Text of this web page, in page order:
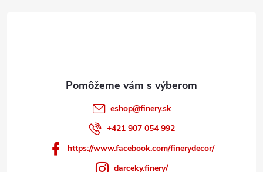
eshop@finery.sk
+421 907 054 992
https://www.facebook.com/finerydecor/
darceky.finery/